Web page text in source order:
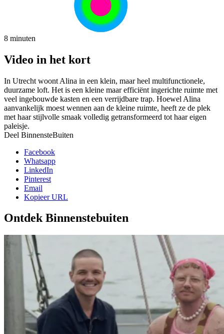
8 minuten
Video in het kort
In Utrecht woont Alina in een klein, maar heel multifunctionele,
duurzame loft. Het is een kleine maar efficiënt ingerichte ruimte met
veel ingebouwde kasten en een verrijdbare trap. Hoewel Alina
aanvankelijk moest wennen aan de kleine ruimte, heeft ze de plek
met haar stijlvolle smaak volledig getransformeerd tot haar eigen
paleisje.
Deel BinnensteBuiten
Facebook
Whatsapp
LinkedIn
Pinterest
Email
Kopieer URL
Ontdek Binnenstebuiten